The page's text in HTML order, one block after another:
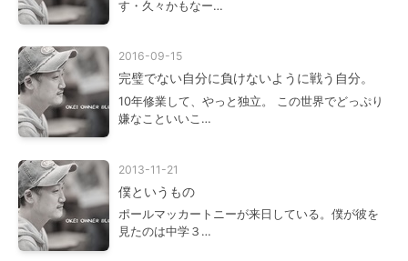
す・久々かもなー…
2016-09-15
完璧でない自分に負けないように戦う自分。
10年修業して、やっと独立。 この世界でどっぷり
嫌なこといいこ…
2013-11-21
僕というもの
ポールマッカートニーが来日している。僕が彼を
見たのは中学３…